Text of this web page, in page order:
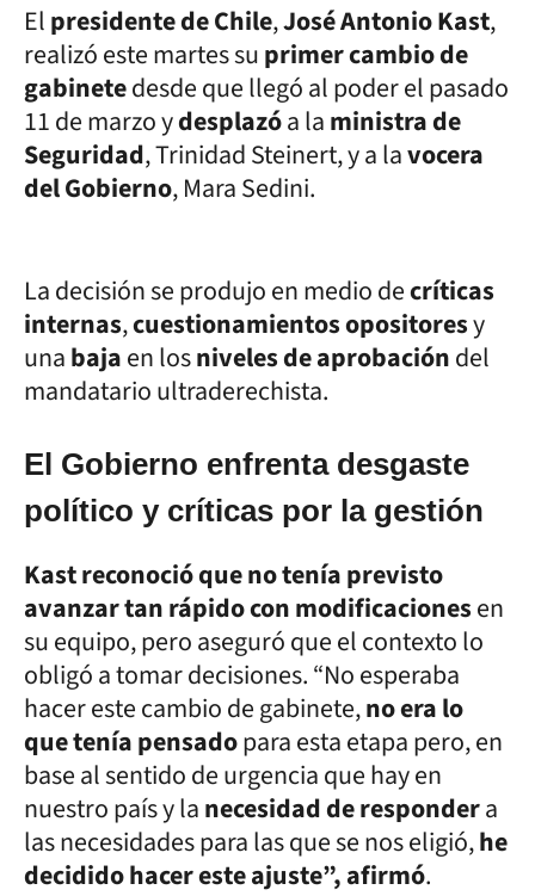
Elpresidente de Chile,José Antonio Kast,
realizó este martes suprimer cambio de
gabinetedesde que llegó al poder el pasado
11 de marzo ydesplazóa laministra de
Seguridad, Trinidad Steinert, y a lavocera
del Gobierno, Mara Sedini.
La decisión se produjo en medio decríticas
internas,cuestionamientos opositoresy
unabajaen losniveles de aprobacióndel
mandatario ultraderechista.
El Gobierno enfrenta desgaste
político y críticas por la gestión
Kast reconoció que no tenía previsto
avanzar tan rápido con modificacionesen
su equipo, pero aseguró que el contexto lo
obligó a tomar decisiones. “No esperaba
hacer este cambio de gabinete,no era lo
que tenía pensadopara esta etapa pero, en
base al sentido de urgencia que hay en
nuestro país y lanecesidad de respondera
las necesidades para las que se nos eligió,he
decidido hacer este ajuste”, afirmó.